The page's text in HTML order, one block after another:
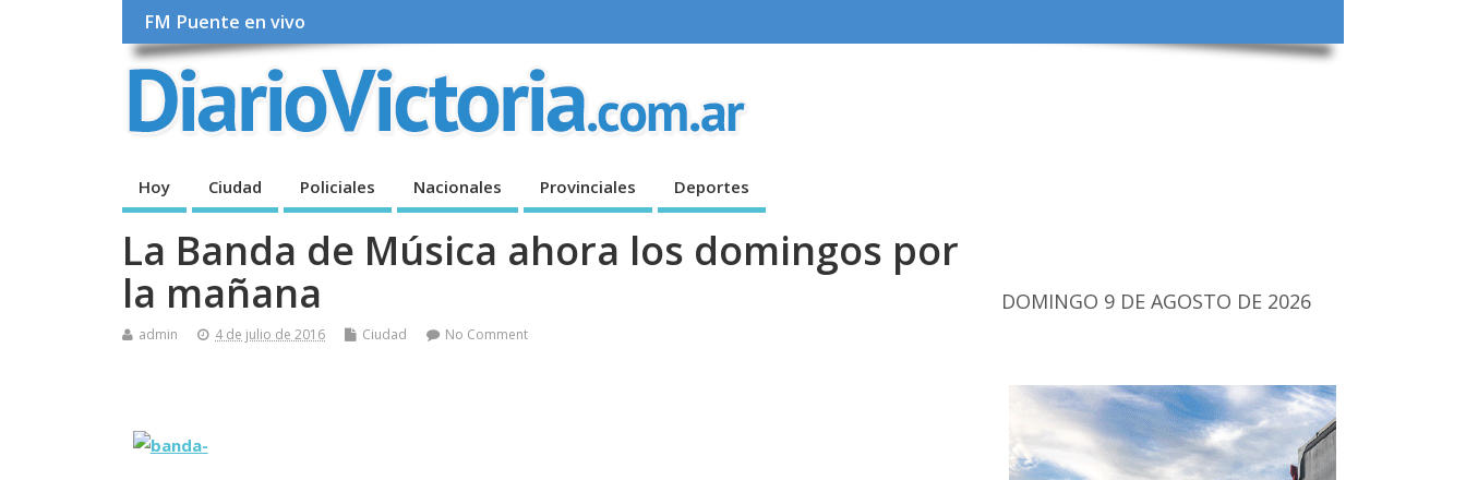
FM Puente en vivo
Hoy Ciudad Policiales Nacionales Provinciales Deportes
La Banda de Música ahora los domingos por
la mañana
admin 4 de julio de 2016 Ciudad No Comment
DOMINGO 9 DE AGOSTO DE 2026